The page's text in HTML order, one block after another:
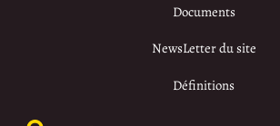
Documents
NewsLetter du site
Définitions